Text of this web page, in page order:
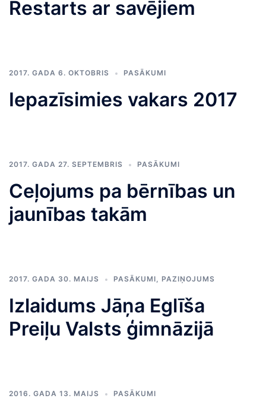
Restarts ar savējiem
2017. GADA 6. OKTOBRIS PASĀKUMI
Iepazīsimies vakars 2017
2017. GADA 27. SEPTEMBRIS PASĀKUMI
Ceļojums pa bērnības un
jaunības takām
2017. GADA 30. MAIJS PASĀKUMI, PAZIŅOJUMS
Izlaidums Jāņa Eglīša
Preiļu Valsts ģimnāzijā
2016. GADA 13. MAIJS PASĀKUMI